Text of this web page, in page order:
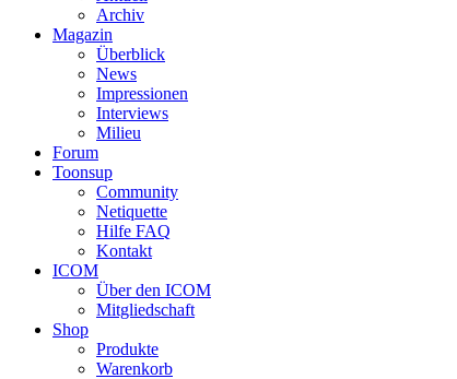
Archiv
Magazin
Überblick
News
Impressionen
Interviews
Milieu
Forum
Toonsup
Community
Netiquette
Hilfe FAQ
Kontakt
ICOM
Über den ICOM
Mitgliedschaft
Shop
Produkte
Warenkorb